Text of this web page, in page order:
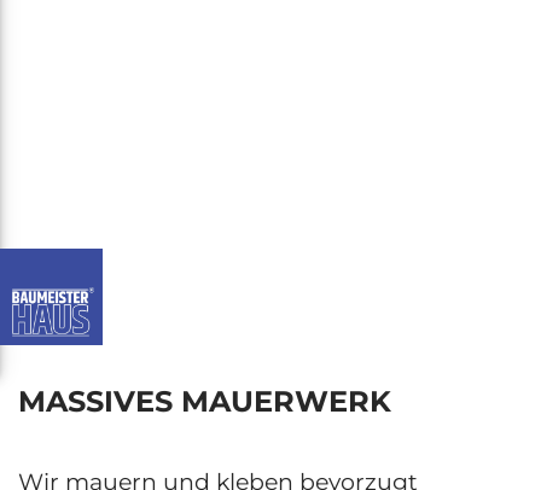
MASSIVES MAUERWERK
Wir mauern und kleben bevorzugt